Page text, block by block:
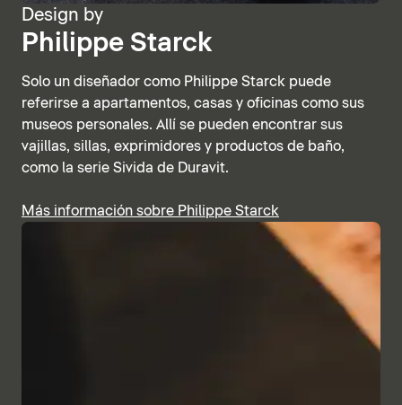
Design by
Philippe Starck
Solo un diseñador como Philippe Starck puede
referirse a apartamentos, casas y oficinas como sus
museos personales. Allí se pueden encontrar sus
vajillas, sillas, exprimidores y productos de baño,
como la serie Sivida de Duravit.
Más información sobre Philippe Starck